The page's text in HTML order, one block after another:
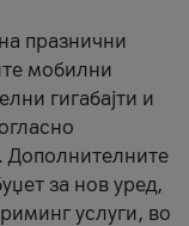
празнични
мобилни
гигабајти и
Дополнителните
за нов уред,
услуги, во